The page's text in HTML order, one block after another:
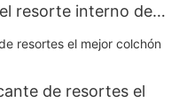
resorte interno del
de resortes el